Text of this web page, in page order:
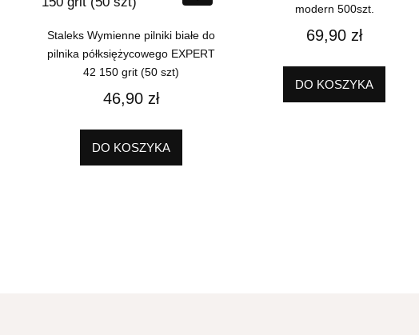
Staleks Wymienne pilniki białe do
pilnika półksiężycowego EXPERT
42 150 grit (50 szt)
46,90 zł
DO KOSZYKA
modern 500szt.
69,90 zł
DO KOSZYKA